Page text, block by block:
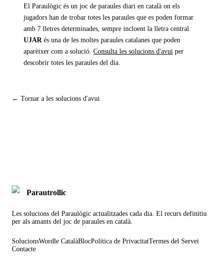
El Paraulògic és un joc de paraules diari en català on els
jugadors han de trobar totes les paraules que es poden formar
amb 7 lletres determinades, sempre incloent la lletra central.
UJAR és una de les moltes paraules catalanes que poden
aparèixer com a solució. Consulta les solucions d'avui per
descobrir totes les paraules del dia.
← Tornar a les solucions d'avui
Parautrollic
Les solucions del Paraulògic actualitzades cada dia. El recurs definitiu
per als amants del joc de paraules en català.
SolucionsWordle CatalàBlocPolítica de PrivacitatTermes del Servei
Contacte